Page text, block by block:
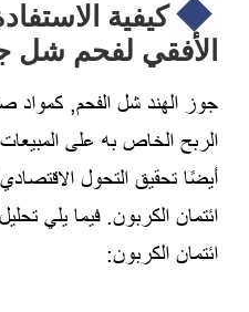
كيفية
الأفقي لفحم شل
جوز الهند شل الفحم, كمواد
الربح الخاص به على
أيضًا تحقيق التحول الاقتصادي
ائتمان الكربون. فيما يلي
ائتمان الكربون: